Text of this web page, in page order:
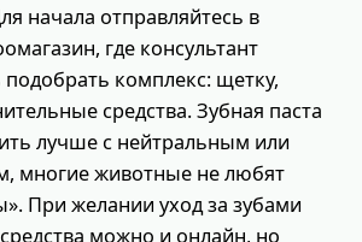
начала отправляйтесь в
где консультант
комплекс: щетку,
средства. Зубная паста
лучше с нейтральным или
многие животные не любят
При желании уход за зубами
можно и онлайн, но